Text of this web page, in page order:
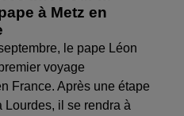
à Metz en
le pape Léon
voyage
France. Après une étape
Lourdes, il se rendra à